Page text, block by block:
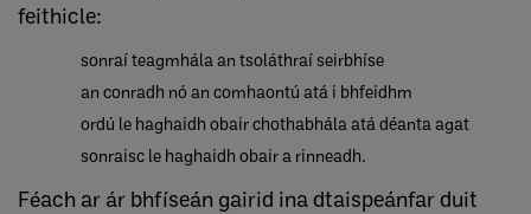
feithicle:
sonraí teagmhála an tsoláthraí seirbhíse
an conradh nó an comhaontú atá i bhfeidhm
ordú le haghaidh obair chothabhála atá déanta agat
sonraisc le haghaidh obair a rinneadh.
Féach ar ár bhfíseán gairid ina dtaispeánfar duit